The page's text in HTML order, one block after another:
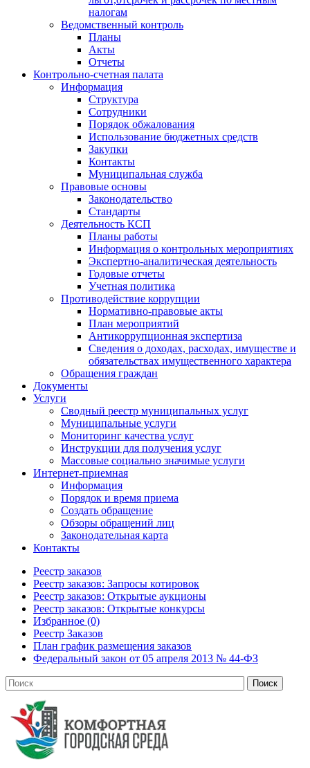
налогам
Ведомственный контроль
Планы
Акты
Отчеты
Контрольно-счетная палата
Информация
Структура
Сотрудники
Порядок обжалования
Использование бюджетных средств
Закупки
Контакты
Муниципальная служба
Правовые основы
Законодательство
Стандарты
Деятельность КСП
Планы работы
Информация о контрольных мероприятиях
Экспертно-аналитическая деятельность
Годовые отчеты
Учетная политика
Противодействие коррупции
Нормативно-правовые акты
План мероприятий
Антикоррупционная экспертиза
Сведения о доходах, расходах, имуществе и
обязательствах имущественного характера
Обращения граждан
Документы
Услуги
Сводный реестр муниципальных услуг
Муниципальные услуги
Мониторинг качества услуг
Инструкции для получения услуг
Массовые социально значимые услуги
Интернет-приемная
Информация
Порядок и время приема
Создать обращение
Обзоры обращений лиц
Законодательная карта
Контакты
Реестр заказов
Реестр заказов: Запросы котировок
Реестр заказов: Открытые аукционы
Реестр заказов: Открытые конкурсы
Избранное (0)
Реестр Заказов
План график размещения заказов
Федеральный закон от 05 апреля 2013 № 44-ФЗ